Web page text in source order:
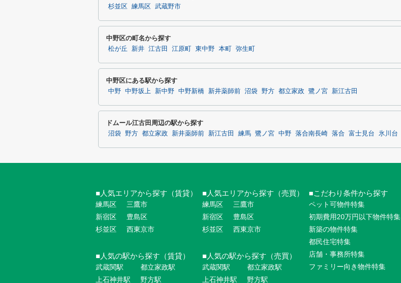
杉並区 練馬区 武蔵野市
中野区の町名から探す
松が丘 新井 江古田 江原町 東中野 本町 弥生町
中野区にある駅から探す
中野 中野坂上 新中野 中野新橋 新井薬師前 沼袋 野方 都立家政 鷺ノ宮 新江古田
ドムール江古田周辺の駅から探す
沼袋 野方 都立家政 新井薬師前 新江古田 練馬 鷺ノ宮 中野 落合南長崎 落合 富士見台 氷川台
人気エリアから探す（賃貸）
練馬区
新宿区
杉並区
三鷹市
豊島区
西東京市
人気の駅から探す（賃貸）
武蔵関駅
上石神井駅
都立家政駅
野方駅
人気エリアから探す（売買）
練馬区
新宿区
杉並区
三鷹市
豊島区
西東京市
人気の駅から探す（売買）
武蔵関駅
上石神井駅
都立家政駅
野方駅
こだわり条件から探す
ペット可物件特集
初期費用20万円以下物件特集
新築の物件特集
都民住宅特集
店舗・事務所特集
ファミリー向き物件特集